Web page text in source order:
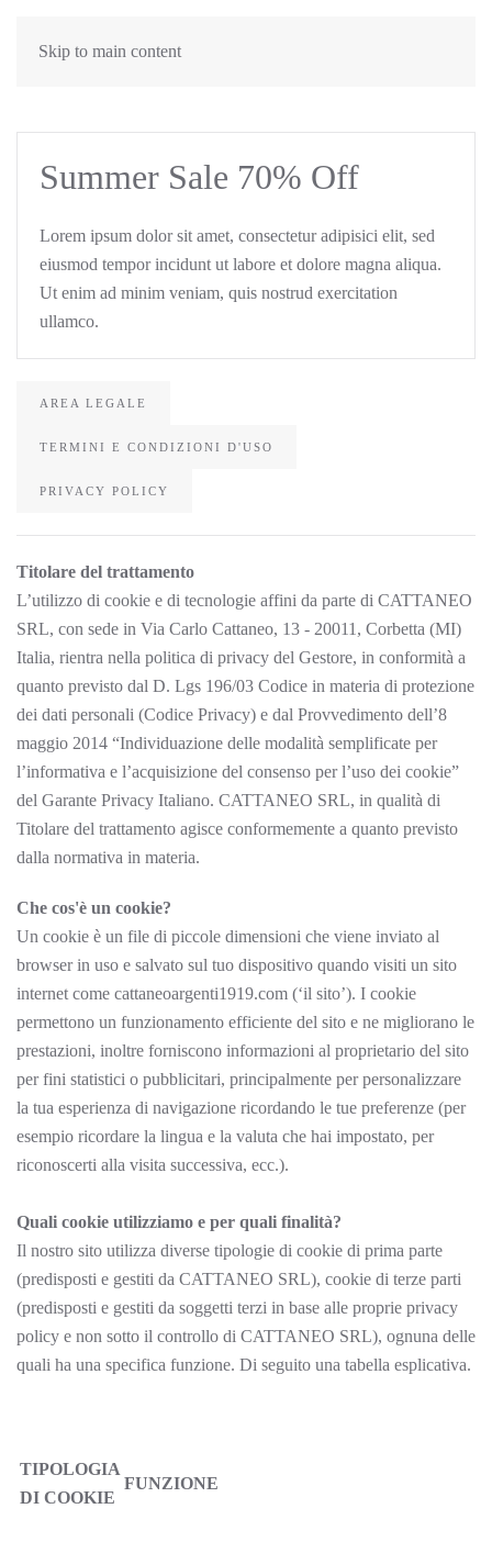
Skip to main content
Summer Sale 70% Off
Lorem ipsum dolor sit amet, consectetur adipisici elit, sed
eiusmod tempor incidunt ut labore et dolore magna aliqua.
Ut enim ad minim veniam, quis nostrud exercitation
ullamco.
AREA LEGALE
TERMINI E CONDIZIONI D'USO
PRIVACY POLICY
Titolare del trattamento
L’utilizzo di cookie e di tecnologie affini da parte di CATTANEO
SRL, con sede in Via Carlo Cattaneo, 13 - 20011, Corbetta (MI)
Italia, rientra nella politica di privacy del Gestore, in conformità a
quanto previsto dal D. Lgs 196/03 Codice in materia di protezione
dei dati personali (Codice Privacy) e dal Provvedimento dell’8
maggio 2014 “Individuazione delle modalità semplificate per
l’informativa e l’acquisizione del consenso per l’uso dei cookie”
del Garante Privacy Italiano. CATTANEO SRL, in qualità di
Titolare del trattamento agisce conformemente a quanto previsto
dalla normativa in materia.
Che cos'è un cookie?
Un cookie è un file di piccole dimensioni che viene inviato al
browser in uso e salvato sul tuo dispositivo quando visiti un sito
internet come cattaneoargenti1919.com (‘il sito’). I cookie
permettono un funzionamento efficiente del sito e ne migliorano le
prestazioni, inoltre forniscono informazioni al proprietario del sito
per fini statistici o pubblicitari, principalmente per personalizzare
la tua esperienza di navigazione ricordando le tue preferenze (per
esempio ricordare la lingua e la valuta che hai impostato, per
riconoscerti alla visita successiva, ecc.).
Quali cookie utilizziamo e per quali finalità?
Il nostro sito utilizza diverse tipologie di cookie di prima parte
(predisposti e gestiti da CATTANEO SRL), cookie di terze parti
(predisposti e gestiti da soggetti terzi in base alle proprie privacy
policy e non sotto il controllo di CATTANEO SRL), ognuna delle
quali ha una specifica funzione. Di seguito una tabella esplicativa.
TIPOLOGIA
DI COOKIE
FUNZIONE